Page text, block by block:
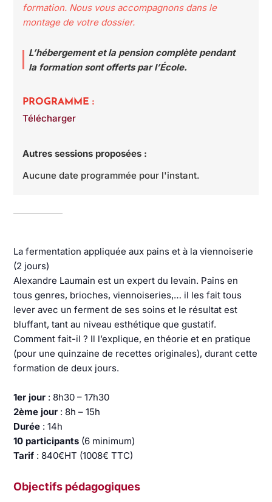
formation. Nous vous accompagnons dans le
montage de votre dossier.
L’hébergement et la pension complète pendant
la formation sont offerts par l’École.
PROGRAMME :
Télécharger
Autres sessions proposées :
Aucune date programmée pour l'instant.
La fermentation appliquée aux pains et à la viennoiserie
(2 jours)
Alexandre Laumain est un expert du levain. Pains en
tous genres, brioches, viennoiseries,… il les fait tous
lever avec un ferment de ses soins et le résultat est
bluffant, tant au niveau esthétique que gustatif.
Comment fait-il ? Il l’explique, en théorie et en pratique
(pour une quinzaine de recettes originales), durant cette
formation de deux jours.
1er jour : 8h30 – 17h30
2ème jour : 8h – 15h
Durée : 14h
10 participants (6 minimum)
Tarif : 840€HT (1008€ TTC)
Objectifs pédagogiques